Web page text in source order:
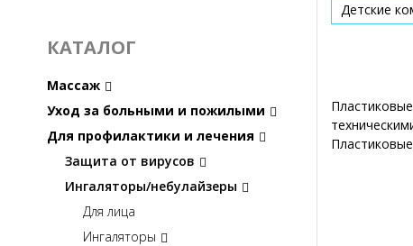
КАТАЛОГ
Массаж
Уход за больными и пожилыми
Для профилактики и лечения
Защита от вирусов
Ингаляторы/небулайзеры
Для лица
Ингаляторы
Детские